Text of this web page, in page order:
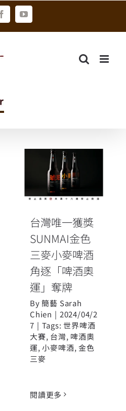
FacebookYouTube
台灣唯一獲獎
SUNMAI金色
三麥小麥啤酒
角逐「啤酒奧
運」奪牌
台灣唯一獲獎
SUNMAI金色
三麥小麥啤酒
角逐「啤酒奧
運」奪牌
By簡藝 Sarah
Chien | 2024/04/2
7 | Tags:世界啤酒
大賽, 台灣, 啤酒奧
運,小麥啤酒,金色
三麥
閱讀更多